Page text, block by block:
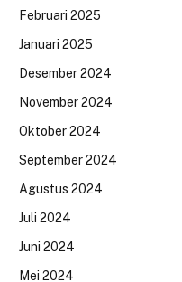
Februari 2025
Januari 2025
Desember 2024
November 2024
Oktober 2024
September 2024
Agustus 2024
Juli 2024
Juni 2024
Mei 2024